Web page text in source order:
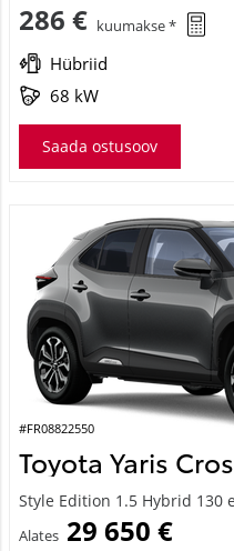
286 € kuumakse *
Hübriid
68 kW
Saada ostusoov
#FR08822550
Toyota Yaris
Style Edition 1.5 Hybrid 130
Alates 29 650 €